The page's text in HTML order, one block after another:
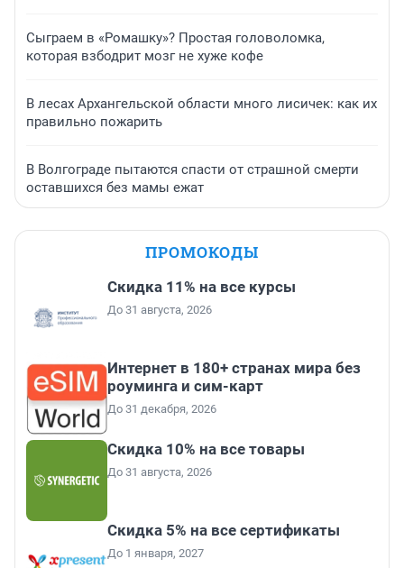
Сыграем в «Ромашку»? Простая головоломка,
которая взбодрит мозг не хуже кофе
В лесах Архангельской области много лисичек: как их
правильно пожарить
В Волгограде пытаются спасти от страшной смерти
оставшихся без мамы ежат
ПРОМОКОДЫ
Скидка 11% на все курсы
До 31 августа, 2026
Интернет в 180+ странах мира без
роуминга и сим-карт
До 31 декабря, 2026
Скидка 10% на все товары
До 31 августа, 2026
Скидка 5% на все сертификаты
До 1 января, 2027